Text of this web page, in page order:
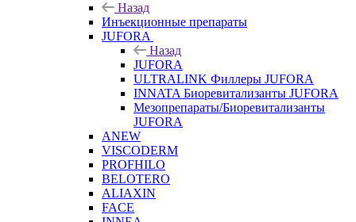
Назад
Инъекционные препараты
JUFORA
Назад
JUFORA
ULTRALINK Филлеры JUFORA
INNATA Биоревитализанты JUFORA
Мезопрепараты/Биоревитализанты
JUFORA
ANEW
VISCODERM
PROFHILO
BELOTERO
ALIAXIN
FACE